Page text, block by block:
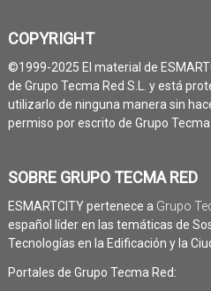
COPYRIGHT
©1999-2025 El material de
de Grupo Tecma Red S.L. y está
utilizarlo de ninguna manera sin
permiso por escrito de Grupo Tecma
SOBRE GRUPO TECMA RED
ESMARTCITY pertenece a Grupo
español líder en las temáticas de
Tecnologías en la Edificación y la
Portales de Grupo Tecma Red: